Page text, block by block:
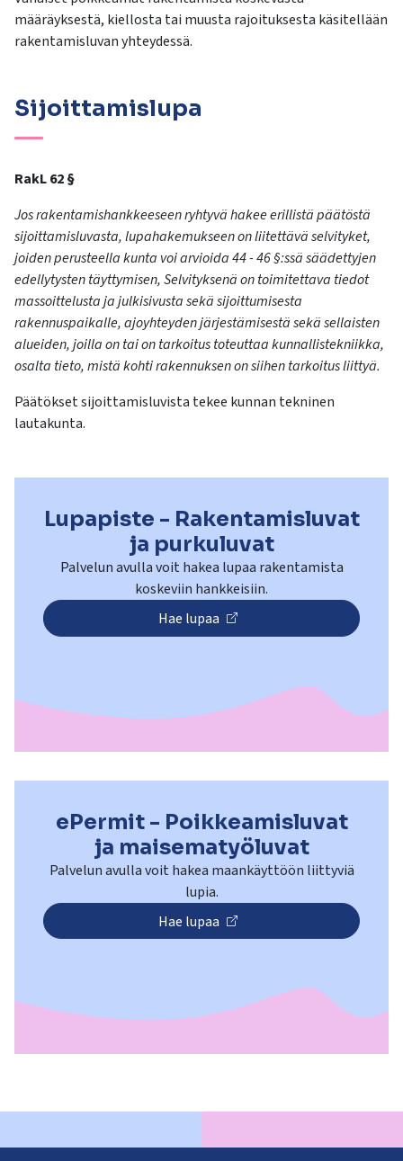
määräyksestä, kiellosta tai muusta rajoituksesta käsitellään
rakentamisluvan yhteydessä.
Sijoittamislupa
RakL 62 §
Jos rakentamishankkeeseen ryhtyvä hakee erillistä päätöstä
sijoittamisluvasta, lupahakemukseen on liitettävä selvityket,
joiden perusteella kunta voi arvioida 44 - 46 §:ssä säädettyjen
edellytysten täyttymisen, Selvityksenä on toimitettava tiedot
massoittelusta ja julkisivusta sekä sijoittumisesta
rakennuspaikalle, ajoyhteyden järjestämisestä sekä sellaisten
alueiden, joilla on tai on tarkoitus toteuttaa kunnallistekniikka,
osalta tieto, mistä kohti rakennuksen on siihen tarkoitus liittyä.
Päätökset sijoittamisluvista tekee kunnan tekninen
lautakunta.
Lupapiste - Rakentamisluvat
ja purkuluvat
Palvelun avulla voit hakea lupaa rakentamista
Hae lupaa
ePermit - Poikkeamisluvat
ja maisematyöluvat
Palvelun avulla voit hakea maankäyttöön liittyviä
lupia.
Hae lupaa